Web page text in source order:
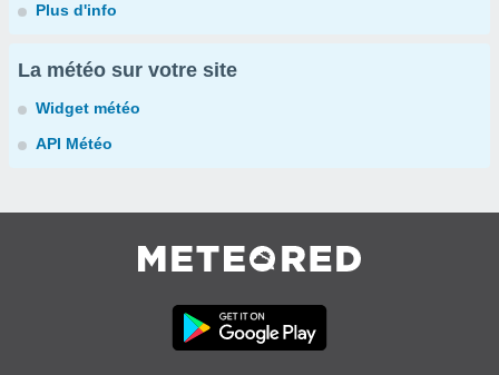
Plus d'info
La météo sur votre site
Widget météo
API Météo